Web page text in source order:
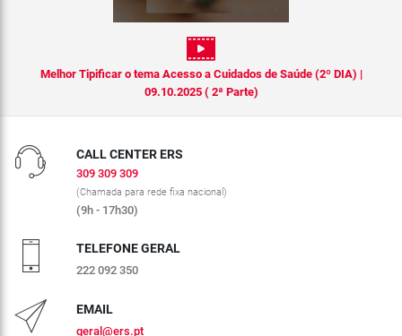
Melhor Tipificar o tema Acesso a Cuidados de Saúde (2º DIA) |
09.10.2025 ( 2ª Parte)
CALL CENTER ERS
309 309 309
(Chamada para rede fixa nacional)
(9h - 17h30)
TELEFONE GERAL
222 092 350
EMAIL
geral@ers.pt